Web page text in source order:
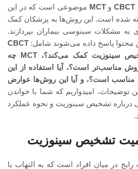
CBCTوMCT موضوعی است که در این
شده است. این روش‌ها به پزشکان کمک
به مشکلات سینوسی بیماران بپردازند.
محتوا پاسخ داده می‌شوند شامل: CBCT
چیست و چگونه در تشخیص سینوزیت کمک می‌کند؟، MCT چه
مناسب‌تر است؟، آیا استفاده از این
مناسب است؟، و آیا این روش‌ها عوارض
توضیحات، امیدواریم که شما با خواندن
درباره تشخیص سینوزیت و نحوه عملکرد
تشخیص سینوزیت
در میان افراد است که به التهاب یا